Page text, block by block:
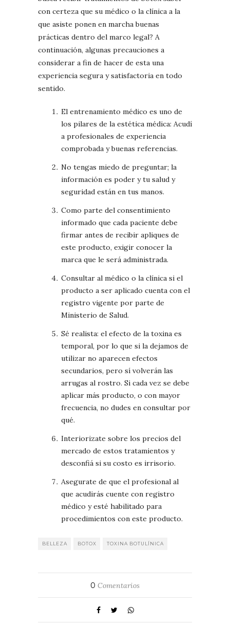
con certeza que su médico o la clínica a la
que asiste ponen en marcha buenas
prácticas dentro del marco legal? A
continuación, algunas precauciones a
considerar a fin de hacer de esta una
experiencia segura y satisfactoria en todo
sentido.
El entrenamiento médico es uno de
los pilares de la estética médica: Acudí
a profesionales de experiencia
comprobada y buenas referencias.
No tengas miedo de preguntar; la
información es poder y tu salud y
seguridad están en tus manos.
Como parte del consentimiento
informado que cada paciente debe
firmar antes de recibir apliques de
este producto, exigir conocer la
marca que le será administrada.
Consultar al médico o la clínica si el
producto a ser aplicado cuenta con el
registro vigente por parte de
Ministerio de Salud.
Sé realista: el efecto de la toxina es
temporal, por lo que si la dejamos de
utilizar no aparecen efectos
secundarios, pero sí volverán las
arrugas al rostro. Si cada vez se debe
aplicar más producto, o con mayor
frecuencia, no dudes en consultar por
qué.
Interiorizate sobre los precios del
mercado de estos tratamientos y
desconfiá si su costo es irrisorio.
Asegurate de que el profesional al
que acudirás cuente con registro
médico y esté habilitado para
procedimientos con este producto.
BELLEZA BOTOX TOXINA BOTULÍNICA
0 Comentarios